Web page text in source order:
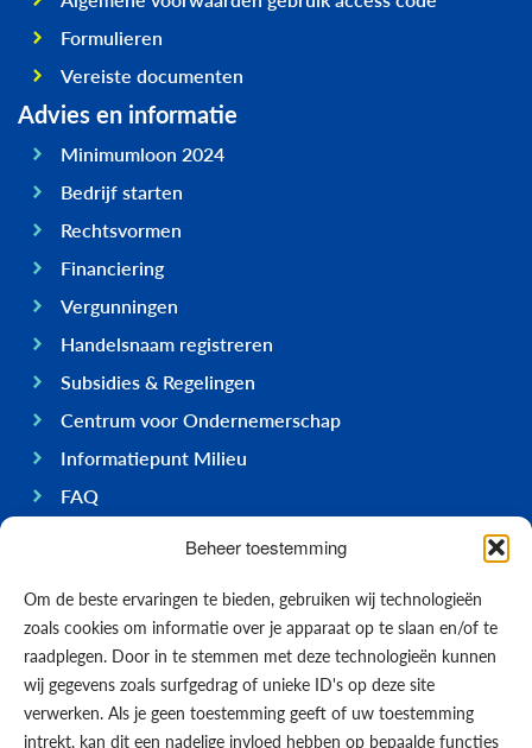
Beheer toestemming
Om de beste ervaringen te bieden, gebruiken wij technologieën
zoals cookies om informatie over je apparaat op te slaan en/of te
raadplegen. Door in te stemmen met deze technologieën kunnen
wij gegevens zoals surfgedrag of unieke ID's op deze site
verwerken. Als je geen toestemming geeft of uw toestemming
intrekt, kan dit een nadelige invloed hebben op bepaalde functies
Formulieren
Vereiste documenten
Advies en informatie
Minimumloon 2024
Bedrijf starten
Rechtsvormen
Financiering
Vergunningen
Handelsnaam registreren
Subsidies & Regelingen
Centrum voor Ondernemerschap
Informatiepunt Milieu
FAQ
Ondernemen op Bonaire
Economie
Regering
Infrastructuur
Algemeen